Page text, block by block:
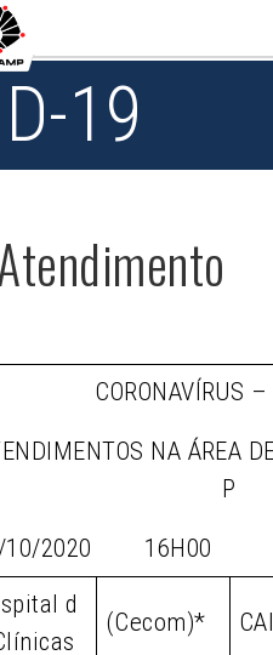
19
CORONAVÍRUS
NA ÁREA
P
10/2020 16H00
d
(Cecom)*